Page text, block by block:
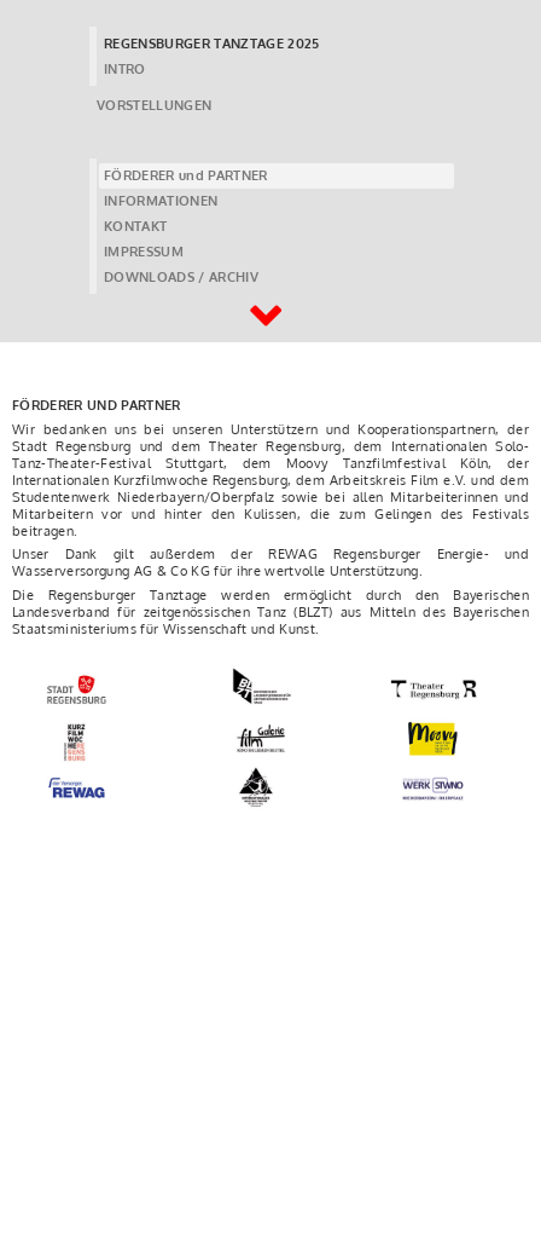
REGENSBURGER TANZTAGE 2025
INTRO
VORSTELLUNGEN
FÖRDERER und PARTNER
INFORMATIONEN
KONTAKT
IMPRESSUM
DOWNLOADS / ARCHIV
FÖRDERER UND PARTNER
Wir bedanken uns bei unseren Unterstützern und Kooperationspartnern, der
Stadt Regensburg und dem Theater Regensburg, dem Internationalen Solo-
Tanz-Theater-Festival Stuttgart, dem Moovy Tanzfilmfestival Köln, der
Internationalen Kurzfilmwoche Regensburg, dem Arbeitskreis Film e.V. und dem
Studentenwerk Niederbayern/Oberpfalz sowie bei allen Mitarbeiterinnen und
Mitarbeitern vor und hinter den Kulissen, die zum Gelingen des Festivals
beitragen.
Unser Dank gilt außerdem der REWAG Regensburger Energie- und
Wasserversorgung AG & Co KG für ihre wertvolle Unterstützung.
Die Regensburger Tanztage werden ermöglicht durch den Bayerischen
Landesverband für zeitgenössischen Tanz (BLZT) aus Mitteln des Bayerischen
Staatsministeriums für Wissenschaft und Kunst.